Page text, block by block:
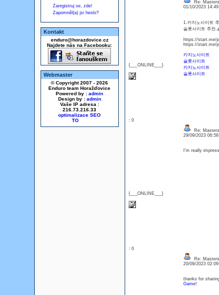
Zaregistruj se, zde!
Zapomněl(a) jsi heslo?
Kontakt
enduro@horazdovice.cz
Najdete nás na Facebooku:
Webmaster
© Copyright 2007 - 2026
Enduro team Horažďovice
Powered by : admin
Design by : admin
Vaše IP adresa :
216.73.216.33
optimalizace SEO
{___ONLINE___}
Re:
01/10/2023
1.카지노사이트
슬롯사이트 추천,
https://start.me/
https://start.me/
카지노사이트
슬롯사이트
카지노사이트
슬롯사이트
: 0
{___ONLINE___}
Re:
29/09/2023
I'm really
: 0
Re:
20/09/2023
thanks for
Game!